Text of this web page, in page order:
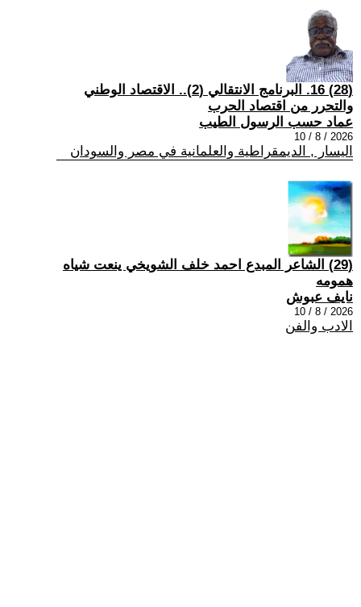
(28) 16. البرنامج الانتقالي (2).. الاقتصاد الوطني
والتحرر من اقتصاد الحرب
عماد حسب الرسول الطيب
2026 / 8 / 10
اليسار , الديمقراطية والعلمانية في مصر والسودان
(29) الشاعر المبدع احمد خلف الشويخي ينعت شياه
همومه
نايف عبوش
2026 / 8 / 10
الادب والفن